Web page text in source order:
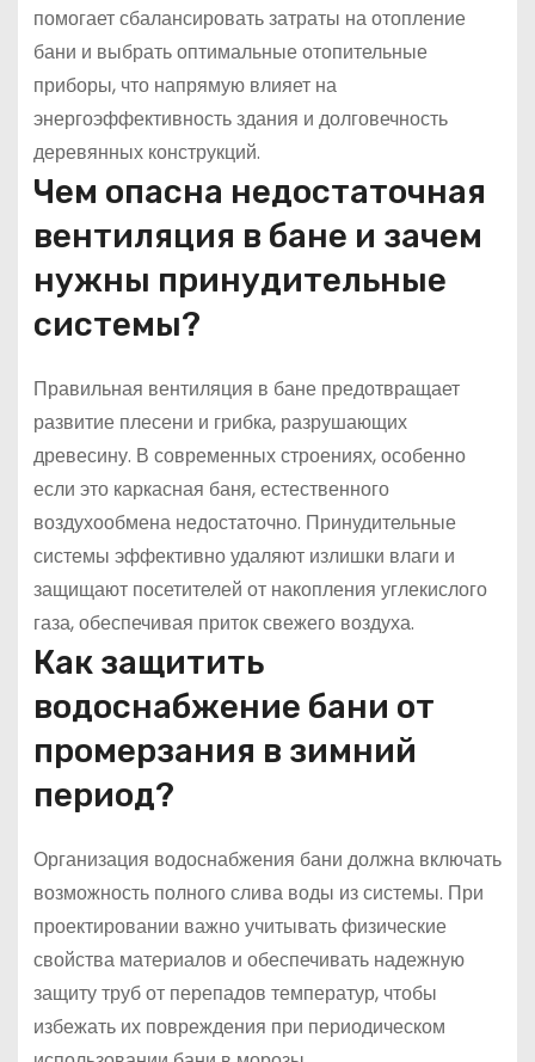
помогает сбалансировать затраты на отопление
бани и выбрать оптимальные отопительные
приборы, что напрямую влияет на
энергоэффективность здания и долговечность
деревянных конструкций.
Чем опасна недостаточная
вентиляция в бане и зачем
нужны принудительные
системы?
Правильная вентиляция в бане предотвращает
развитие плесени и грибка, разрушающих
древесину. В современных строениях, особенно
если это каркасная баня, естественного
воздухообмена недостаточно. Принудительные
системы эффективно удаляют излишки влаги и
защищают посетителей от накопления углекислого
газа, обеспечивая приток свежего воздуха.
Как защитить
водоснабжение бани от
промерзания в зимний
период?
Организация водоснабжения бани должна включать
возможность полного слива воды из системы. При
проектировании важно учитывать физические
свойства материалов и обеспечивать надежную
защиту труб от перепадов температур, чтобы
избежать их повреждения при периодическом